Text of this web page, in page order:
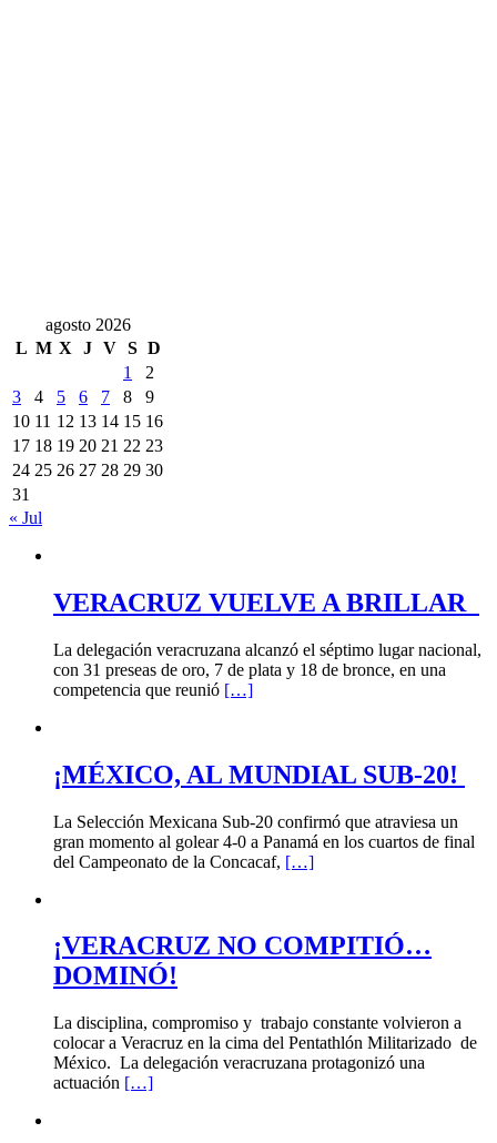
agosto 2026
L M X J V S D
1
2
3
4 5 6 7 8
9
10 11 12 13 14 15 16
17 18 19 20 21 22 23
24 25 26 27 28 29 30
31
« Jul
VERACRUZ VUELVE A BRILLAR
La delegación veracruzana alcanzó el séptimo lugar nacional,
con 31 preseas de oro, 7 de plata y 18 de bronce, en una
competencia que reunió […]
¡MÉXICO, AL MUNDIAL SUB-20!
La Selección Mexicana Sub-20 confirmó que atraviesa un
gran momento al golear 4-0 a Panamá en los cuartos de final
del Campeonato de la Concacaf, […]
¡VERACRUZ NO COMPITIÓ…
DOMINÓ!
La disciplina, compromiso y trabajo constante volvieron a
colocar a Veracruz en la cima del Pentathlón Militarizado de
México. La delegación veracruzana protagonizó una
actuación […]